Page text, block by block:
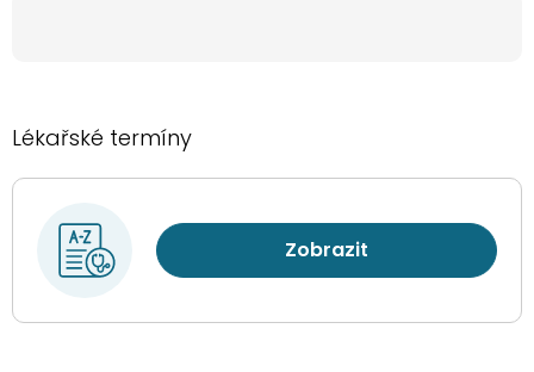
Lékařské termíny
Zobrazit